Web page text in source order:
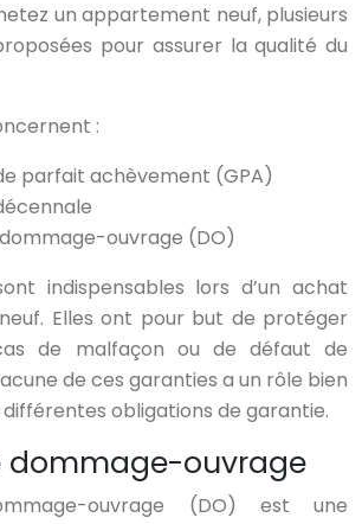
un appartement neuf, plusieurs
pour assurer la qualité du
:
parfait achèvement (GPA)
dommage-ouvrage (DO)
indispensables lors d’un achat
Elles ont pour but de protéger
de malfaçon ou de défaut de
de ces garanties a un rôle bien
obligations de garantie.
dommage-ouvrage
ouvrage (DO) est une